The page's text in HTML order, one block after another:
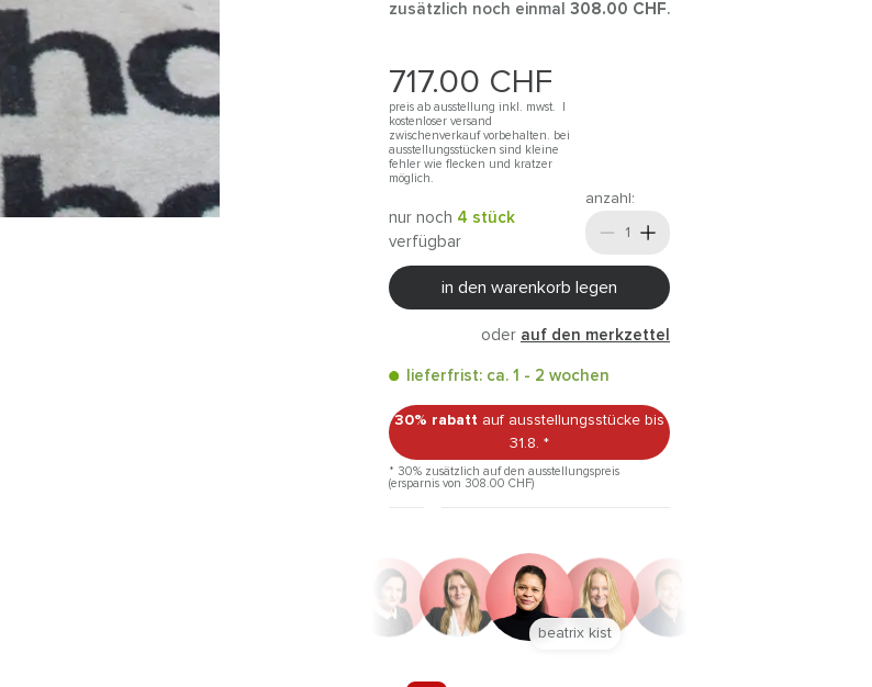
zusätzlich noch einmal 308.00 CHF.
717.00 CHF
preis ab ausstellung inkl. mwst. |
kostenloser versand
zwischenverkauf vorbehalten. bei
ausstellungsstücken sind kleine
fehler wie flecken und kratzer
möglich.
nur noch 4 stück
verfügbar
anzahl:
in den warenkorb legen
oder auf den merkzettel
lieferfrist: ca. 1 - 2 wochen
30% rabatt auf ausstellungsstücke bis
31.8. *
* 30% zusätzlich auf den ausstellungspreis
(ersparnis von 308.00 CHF)
anna trautz